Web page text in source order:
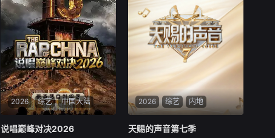
2026 综艺 中国大陆
说唱巅峰对决2026
说唱巅峰对决2026
2026 综艺 内地
天赐的声音第七季
天赐的声音第七季